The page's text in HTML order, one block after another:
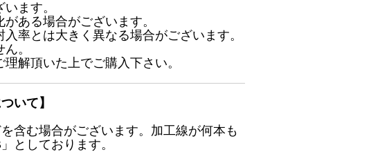
ます。
ある場合がございます。
率とは大きく異なる場合がございます。
。
解頂いた上でご購入下さい。
いて】
含む場合がございます。加工線が何本も
としております。